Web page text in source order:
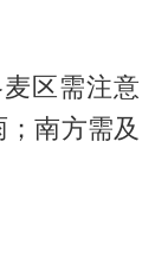
区需注意
南方需及